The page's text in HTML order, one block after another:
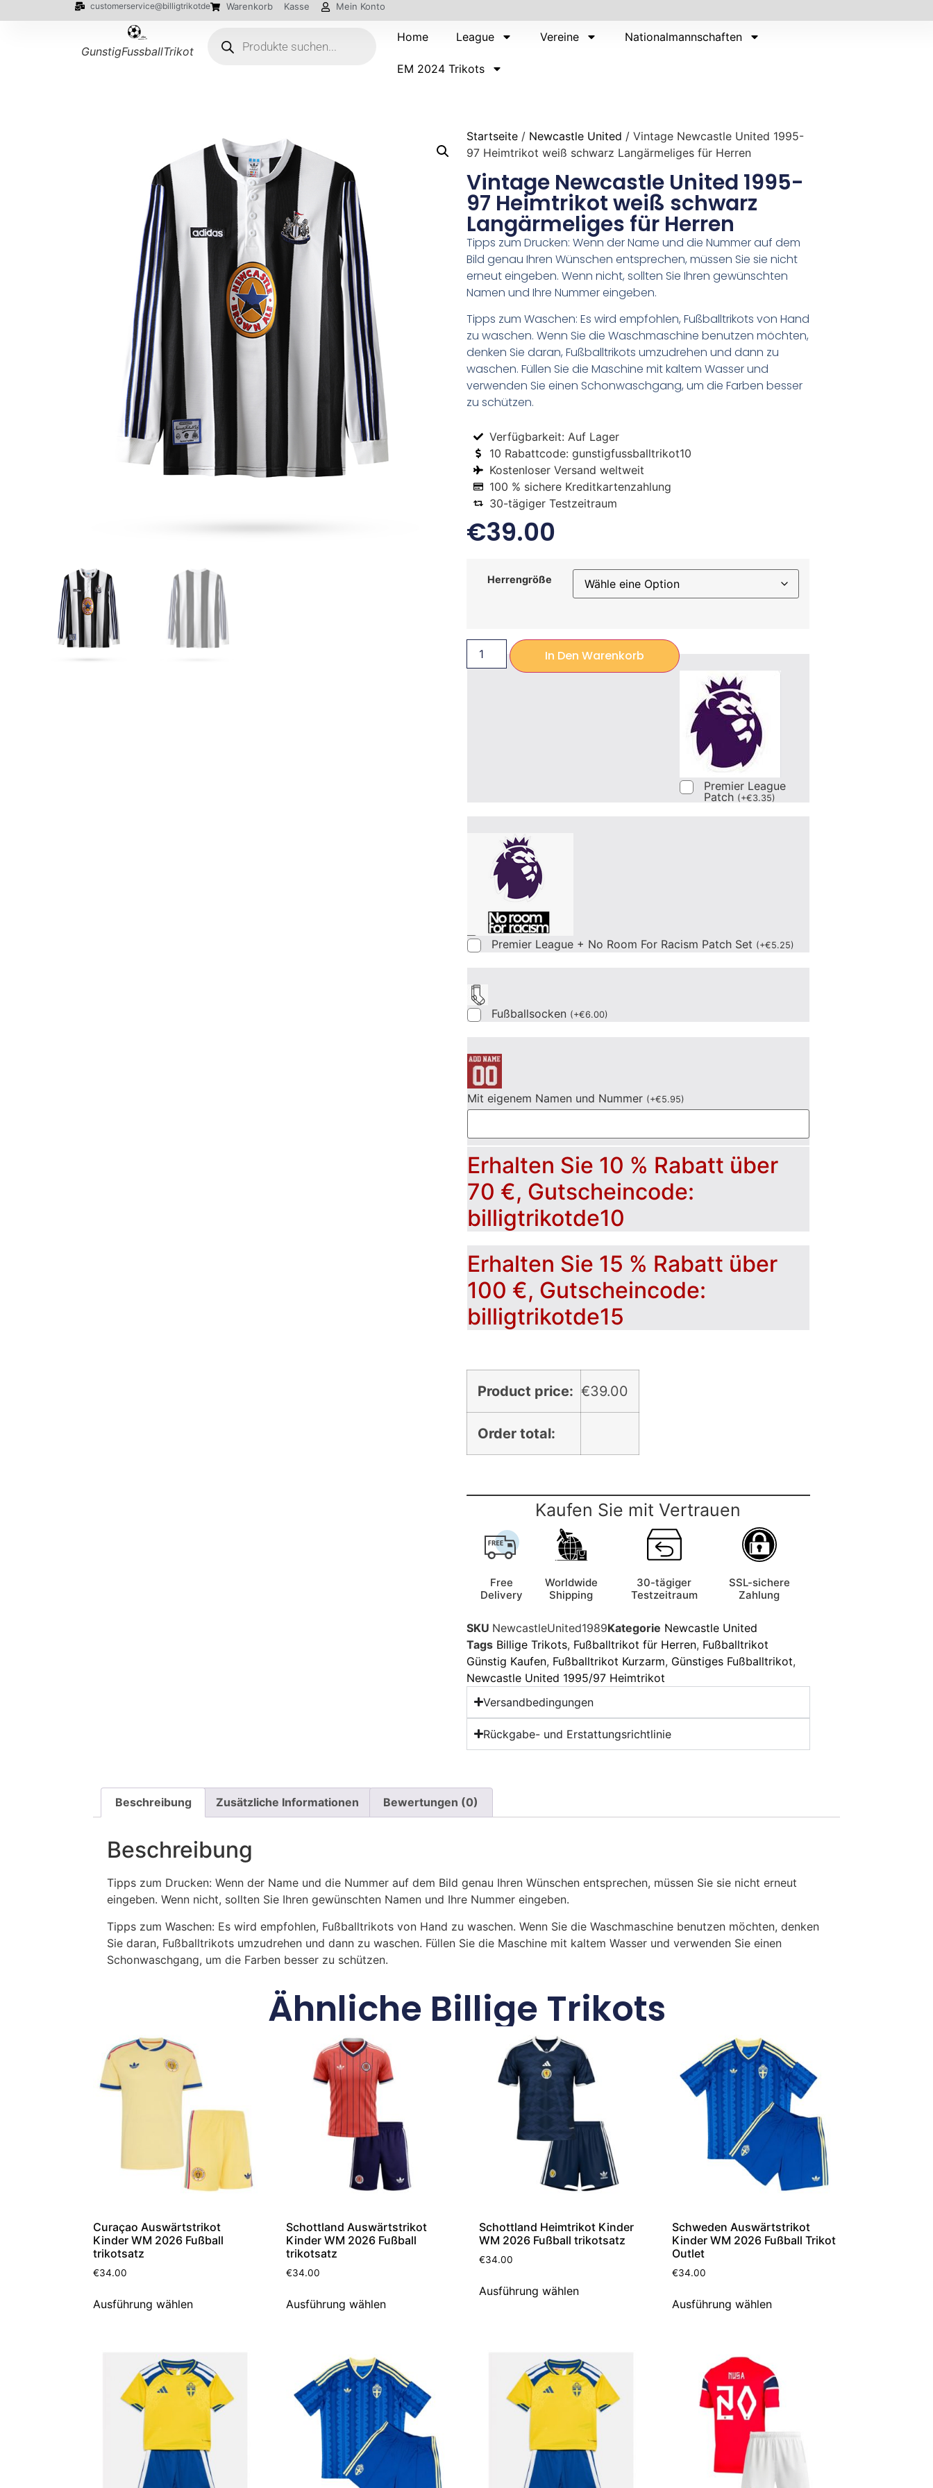
customerservice@billigtrikotde Warenkorb Kasse Mein Konto
GunstigFussballTrikot
Home League Vereine Nationalmannschaften
EM 2024 Trikots
Startseite / Newcastle United / Vintage Newcastle United 1995-
97 Heimtrikot weiß schwarz Langärmeliges für Herren
Vintage Newcastle United 1995-
97 Heimtrikot weiß schwarz
Langärmeliges für Herren
Tipps zum Drucken: Wenn der Name und die Nummer auf dem
Bild genau Ihren Wünschen entsprechen, müssen Sie sie nicht
erneut eingeben. Wenn nicht, sollten Sie Ihren gewünschten
Namen und Ihre Nummer eingeben.
Tipps zum Waschen: Es wird empfohlen, Fußballtrikots von Hand
zu waschen. Wenn Sie die Waschmaschine benutzen möchten,
denken Sie daran, Fußballtrikots umzudrehen und dann zu
waschen. Füllen Sie die Maschine mit kaltem Wasser und
verwenden Sie einen Schonwaschgang, um die Farben besser
zu schützen.
Verfügbarkeit: Auf Lager
10 Rabattcode: gunstigfussballtrikot10
Kostenloser Versand weltweit
100 % sichere Kreditkartenzahlung
30-tägiger Testzeitraum
€39.00
Herrengröße
In Den Warenkorb
Premier League
Patch (+€3.35)
Premier League + No Room For Racism Patch Set (+€5.25)
Fußballsocken (+€6.00)
Mit eigenem Namen und Nummer (+€5.95)
Erhalten Sie 10 % Rabatt über
70 €, Gutscheincode:
billigtrikotde10
Erhalten Sie 15 % Rabatt über
100 €, Gutscheincode:
billigtrikotde15
Product price: €39.00
Order total:
Kaufen Sie mit Vertrauen
Free
Delivery
Worldwide
Shipping
30-tägiger
Testzeitraum
SSL-sichere
Zahlung
SKU NewcastleUnited1989Kategorie Newcastle United
Tags Billige Trikots, Fußballtrikot für Herren, Fußballtrikot
Günstig Kaufen, Fußballtrikot Kurzarm, Günstiges Fußballtrikot,
Newcastle United 1995/97 Heimtrikot
Versandbedingungen
Rückgabe- und Erstattungsrichtlinie
Beschreibung Zusätzliche Informationen Bewertungen (0)
Beschreibung
Tipps zum Drucken: Wenn der Name und die Nummer auf dem Bild genau Ihren Wünschen entsprechen, müssen Sie sie nicht erneut
eingeben. Wenn nicht, sollten Sie Ihren gewünschten Namen und Ihre Nummer eingeben.
Tipps zum Waschen: Es wird empfohlen, Fußballtrikots von Hand zu waschen. Wenn Sie die Waschmaschine benutzen möchten, denken
Sie daran, Fußballtrikots umzudrehen und dann zu waschen. Füllen Sie die Maschine mit kaltem Wasser und verwenden Sie einen
Schonwaschgang, um die Farben besser zu schützen.
Ähnliche Billige Trikots
Curaçao Auswärtstrikot
Kinder WM 2026 Fußball
trikotsatz
€34.00
Ausführung wählen
Schottland Auswärtstrikot
Kinder WM 2026 Fußball
trikotsatz
€34.00
Ausführung wählen
Schottland Heimtrikot Kinder
WM 2026 Fußball trikotsatz
€34.00
Ausführung wählen
Schweden Auswärtstrikot
Kinder WM 2026 Fußball Trikot
Outlet
€34.00
Ausführung wählen